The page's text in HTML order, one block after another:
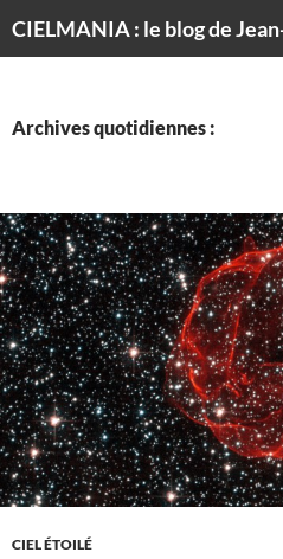
Archives quotidiennes :
CIEL ÉTOILÉ